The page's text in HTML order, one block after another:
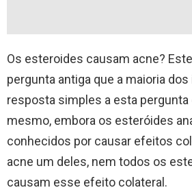
Os esteroides causam acne?
pergunta antiga que a maioria
resposta simples a esta pergunta
mesmo, embora os esteróides
conhecidos por causar efeitos
acne um deles, nem todos os
causam esse efeito colateral.